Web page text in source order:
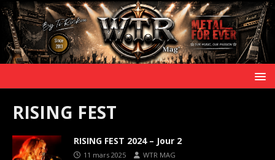
RISING FEST
RISING FEST 2024 – Jour 2
11 mars 2025 WTR MAG